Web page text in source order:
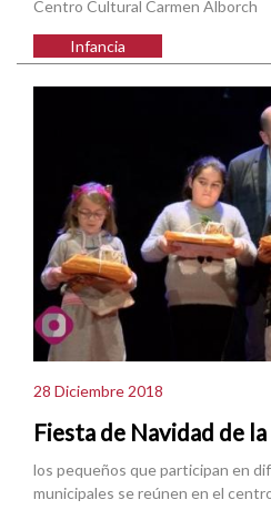
Centro Cultural Carmen Alborch
Infancia
28 Diciembre 2018
Fiesta de Navidad de
los pequeños que participan en
municipales se reúnen en el